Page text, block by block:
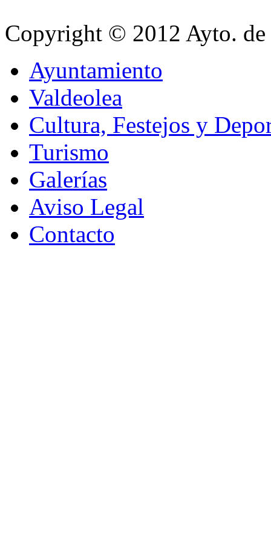
Copyright © 2012 Ayto.
Ayuntamiento
Valdeolea
Cultura, Festejos y
Turismo
Galerías
Aviso Legal
Contacto